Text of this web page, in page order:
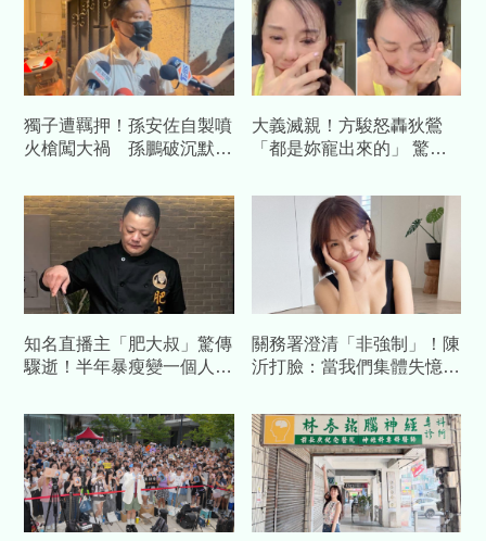
獨子遭羈押！孫安佐自製噴
火槍闖大禍 孫鵬破沉默認
去拍
大義滅親！方駿怒轟狄鶯
「都是妳寵出來的」 驚爆
知名直播主「肥大叔」驚傳
驟逝！半年暴瘦變一個人
噩耗
關務署澄清「非強制」！陳
沂打臉：當我們集體失憶？